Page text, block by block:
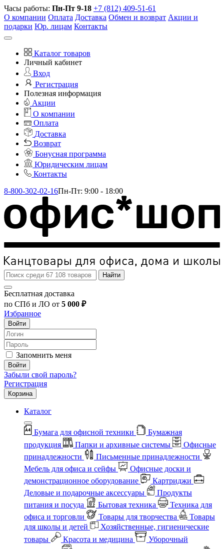
Часы работы: Пн-Пт 9-18 +7 (812) 409-51-61
О компании Оплата Доставка Обмен и возврат Акции и
подарки Юр. лицам Контакты
Каталог товаров
Личный кабинет
Вход
Регистрация
Полезная информация
Акции
О компании
Оплата
Доставка
Возврат
Бонусная программа
Юридическим лицам
Контакты
8-800-302-02-16Пн-Пт: 9:00 - 18:00
Найти
Бесплатная доставка
по СПб и ЛО от 5 000 ₽
Избранное
Войти
Запомнить меня
Войти
Забыли свой пароль?
Регистрация
Корзина
Каталог
Бумага для офисной техники
Бумажная
продукция
Папки и архивные системы
Офисные
принадлежности
Письменные принадлежности
Мебель для офиса и сейфы
Офисные доски и
демонстрационное оборудование
Картриджи
Деловые и подарочные аксессуары
Продукты
питания и посуда
Бытовая техника
Техника для
офиса и торговли
Товары для творчества
Товары
для школы и детей
Хозяйственные, гигиенические
товары
Красота и медицина
Уборочный